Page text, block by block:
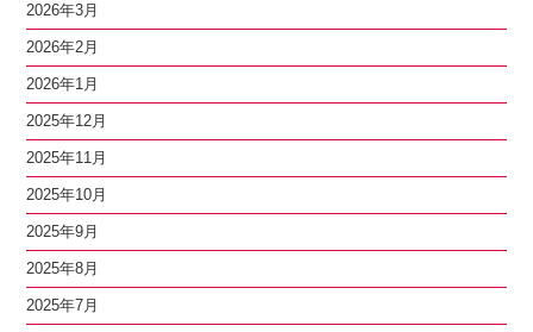
2026年3月
2026年2月
2026年1月
2025年12月
2025年11月
2025年10月
2025年9月
2025年8月
2025年7月